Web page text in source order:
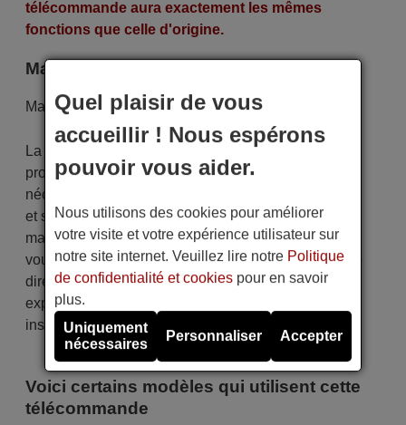
télécommande aura exactement les mêmes
fonctions que celle d'origine.
Marque
Marque:AKIOS
La télécommande est soigneusement expédiée
protégée dans un emballage spécial avec les piles
nécessaires (si demandées). L'expédition est rapide
et sécurisée, garantissant qu'elle arrive entre vos
mains dans le délai de livraison indiqué. De plus,
vous recevrez la commodité de recevoir votre facture
directement par courrier électronique. Votre
expérience d'achat sera impeccable dès le premier
instant !
Voici certains modèles qui utilisent cette
télécommande
Quel plaisir de vous
accueillir ! Nous espérons
pouvoir vous aider.
Nous utilisons des cookies pour améliorer
votre visite et votre expérience utilisateur sur
notre site internet. Veuillez lire notre Politique
de confidentialité et cookies pour en savoir
plus.
Uniquement
nécessaires
Personnaliser Accepter